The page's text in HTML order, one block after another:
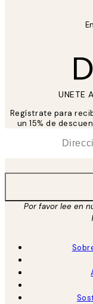
UNETE
Regístrate para
un 15% de
Por favor lee en